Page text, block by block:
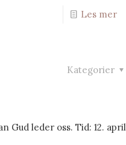
Les mer
Kategorier
Gud leder oss. Tid: 12. april